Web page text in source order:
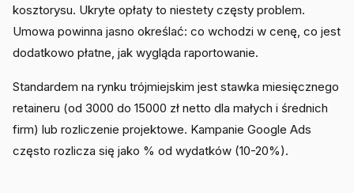
kosztorysu. Ukryte opłaty to niestety częsty problem.
Umowa powinna jasno określać: co wchodzi w cenę, co jest
dodatkowo płatne, jak wygląda raportowanie.
Standardem na rynku trójmiejskim jest stawka miesięcznego
retaineru (od 3000 do 15000 zł netto dla małych i średnich
firm) lub rozliczenie projektowe. Kampanie Google Ads
często rozlicza się jako % od wydatków (10-20%).